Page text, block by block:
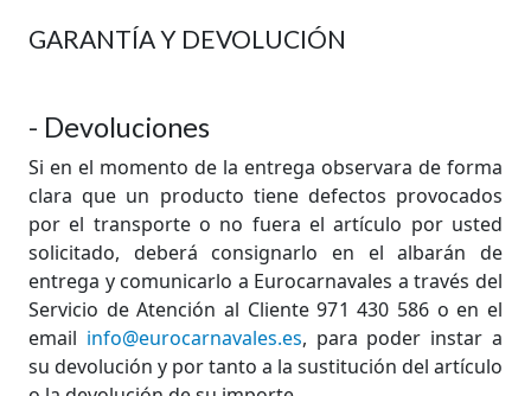
DISFRACES
MAQUILLAJE
FIESTA Y DECORACIÓN
PIROTECNIA
GARANTÍA Y DEVOLUCIÓN
- Devoluciones
Si en el momento de la entrega observara de forma
clara que un producto tiene defectos provocados
por el transporte o no fuera el artículo por usted
solicitado, deberá consignarlo en el albarán de
entrega y comunicarlo a Eurocarnavales a través del
Servicio de Atención al Cliente 971 430 586 o en el
email info@eurocarnavales.es, para poder instar a
su devolución y por tanto a la sustitución del artículo